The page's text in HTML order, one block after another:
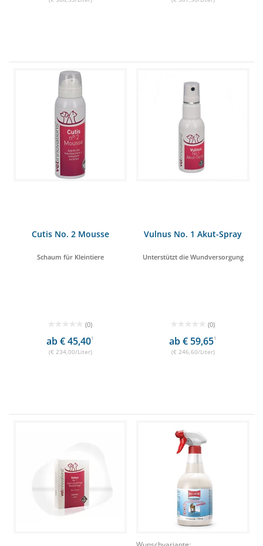
Cutis No. 2 Mousse
Schaum für Kleintiere
(0)
ab € 45,401
(€ 234,00/Liter)
Vulnus No. 1 Akut-Spray
Unterstützt die Wundversorgung
(0)
ab € 59,651
(€ 246,60/Liter)